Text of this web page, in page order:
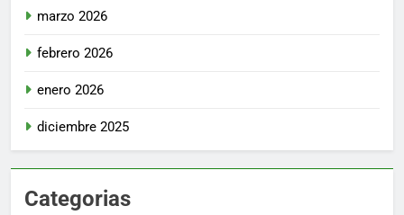
marzo 2026
febrero 2026
enero 2026
diciembre 2025
Categorias